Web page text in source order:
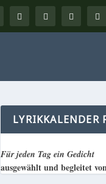
LYRIKKALENDER
Für jeden Tag ein Gedicht
ausgewählt und begleitet